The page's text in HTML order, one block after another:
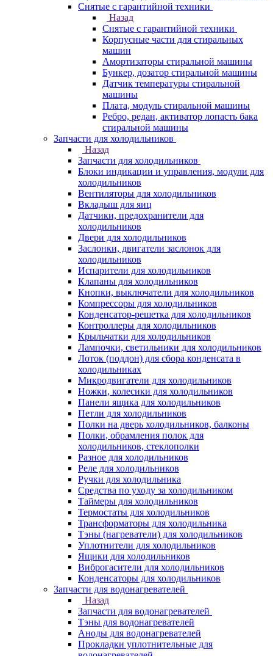
Снятые с гарантийной техники
Назад
Снятые с гарантийной техники
Корпусные части для стиральных
машин
Амортизаторы стиральной машины
Бункер, дозатор стиральной машины
Датчик температуры стиральной
машины
Плата, модуль стиральной машины
Ребро, редан, активатор лопасть бака
стиральной машины
Запчасти для холодильников
Назад
Запчасти для холодильников
Блоки индикации и управления, модули для
холодильников
Вентиляторы для холодильников
Вкладыш для яиц
Датчики, предохранители для
холодильников
Двери для холодильников
Заслонки, двигатели заслонок для
холодильников
Испарители для холодильников
Клапаны для холодильников
Кнопки, выключатели для холодильников
Компрессоры для холодильников
Конденсатор-решетка для холодильников
Контроллеры для холодильников
Крыльчатки для холодильников
Лампочки, светильники для холодильников
Лоток (поддон) для сбора конденсата в
холодильниках
Микродвигатели для холодильников
Ножки, колесики для холодильников
Панели ящика для холодильников
Петли для холодильников
Полки на дверь холодильников, балконы
Полки, обрамления полок для
холодильников, стеклополки
Разное для холодильников
Реле для холодильников
Ручки для холодильника
Средства по уходу за холодильником
Таймеры для холодильников
Термостаты для холодильников
Трансформаторы для холодильника
Тэны (нагреватели) для холодильников
Уплотнители для холодильников
Ящики для холодильников
Виброгасители для холодильников
Конденсаторы для холодильников
Запчасти для водонагревателей
Назад
Запчасти для водонагревателей
Тэны для водонагревателей
Аноды для водонагревателей
Прокладки уплотнительные для